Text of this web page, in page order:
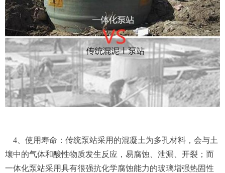
4、使用寿命：传统泵站采用的混凝土为多孔材料，会与土
壤中的气体和酸性物质发生反应，易腐蚀、泄漏、开裂；而
一体化泵站采用具有很强抗化学腐蚀能力的玻璃增强热固性